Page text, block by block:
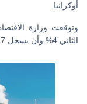
أوكرانيا.
وتوقعت وزارة
الثاني 4% وأن يسجل 4.7% في الأشهر الستة الأولى من العام.